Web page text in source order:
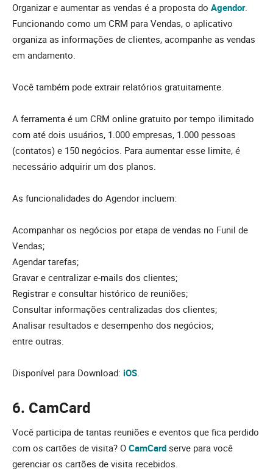
Organizar e aumentar as vendas é a proposta do Agendor.
Funcionando como um CRM para Vendas, o aplicativo
organiza as informações de clientes, acompanhe as vendas
em andamento.
Você também pode extrair relatórios gratuitamente.
A ferramenta é um CRM online gratuito por tempo ilimitado
com até dois usuários, 1.000 empresas, 1.000 pessoas
(contatos) e 150 negócios. Para aumentar esse limite, é
necessário adquirir um dos planos.
As funcionalidades do Agendor incluem:
Acompanhar os negócios por etapa de vendas no Funil de
Vendas;
Agendar tarefas;
Gravar e centralizar e-mails dos clientes;
Registrar e consultar histórico de reuniões;
Consultar informações centralizadas dos clientes;
Analisar resultados e desempenho dos negócios;
entre outras.
Disponível para Download: iOS
6. CamCard
Você participa de tantas reuniões e eventos que fica perdido
com os cartões de visita? O CamCard serve para você
gerenciar os cartões de visita recebidos.